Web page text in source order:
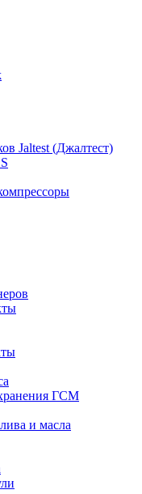
Jaltest (Джалтест)
ГСМ
и масла